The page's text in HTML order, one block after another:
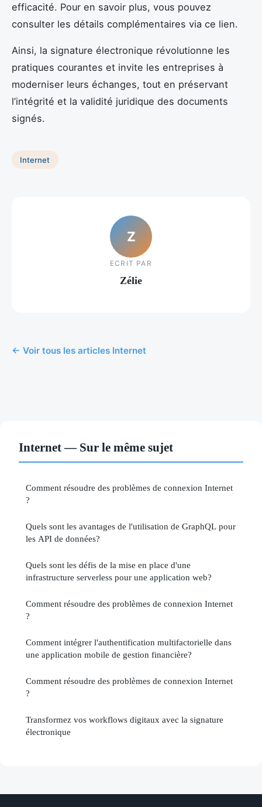
efficacité. Pour en savoir plus, vous pouvez
consulter les détails complémentaires via ce lien.
Ainsi, la signature électronique révolutionne les
pratiques courantes et invite les entreprises à
moderniser leurs échanges, tout en préservant
l’intégrité et la validité juridique des documents
signés.
Internet
Z
ECRIT PAR
Zélie
← Voir tous les articles Internet
Internet — Sur le même sujet
Comment résoudre des problèmes de connexion Internet
?
Quels sont les avantages de l'utilisation de GraphQL pour
les API de données?
Quels sont les défis de la mise en place d'une
infrastructure serverless pour une application web?
Comment résoudre des problèmes de connexion Internet
?
Comment intégrer l'authentification multifactorielle dans
une application mobile de gestion financière?
Comment résoudre des problèmes de connexion Internet
?
Transformez vos workflows digitaux avec la signature
électronique